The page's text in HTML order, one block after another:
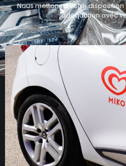
Nous mettons à votre
adéquation avec